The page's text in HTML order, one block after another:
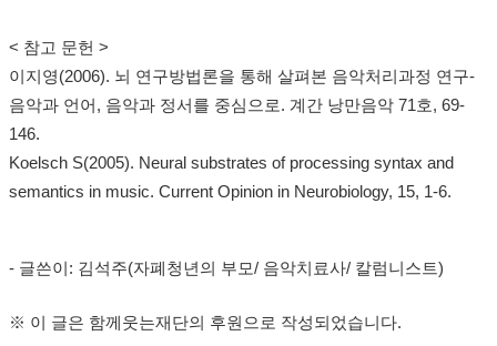
< 참고 문헌 >
이지영(2006). 뇌 연구방법론을 통해 살펴본 음악처리과정 연구-
음악과 언어, 음악과 정서를 중심으로. 계간 낭만음악 71호, 69-
146.
Koelsch S(2005). Neural substrates of processing syntax and
semantics in music. Current Opinion in Neurobiology, 15, 1-6.
- 글쓴이: 김석주(자폐청년의 부모/ 음악치료사/ 칼럼니스트)
※ 이 글은 함께웃는재단의 후원으로 작성되었습니다.